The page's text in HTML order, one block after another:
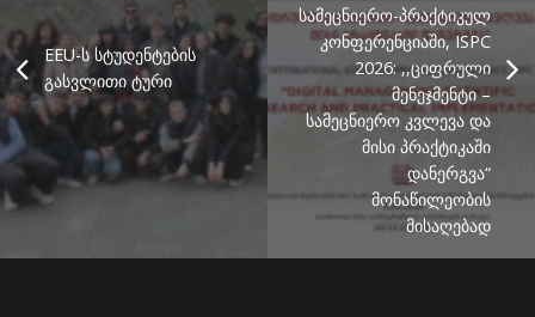
EEU-ს სტუდენტების
გასვლითი ტური
სამეცნიერო-პრაქტიკულ
კონფერენციაში, ISPC
2026: ,,ციფრული
მენეჯმენტი –
სამეცნიერო კვლევა და
მისი პრაქტიკაში
დანერგვა“
მონაწილეობის
მისაღებად